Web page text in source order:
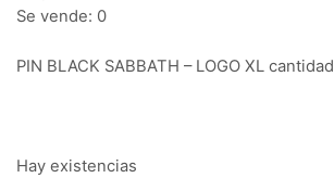
Se vende: 0
PIN BLACK SABBATH – LOGO XL cantidad
Hay existencias